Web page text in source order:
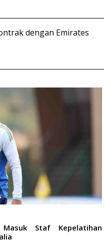
dengan Emirates
Staf Kepelatihan